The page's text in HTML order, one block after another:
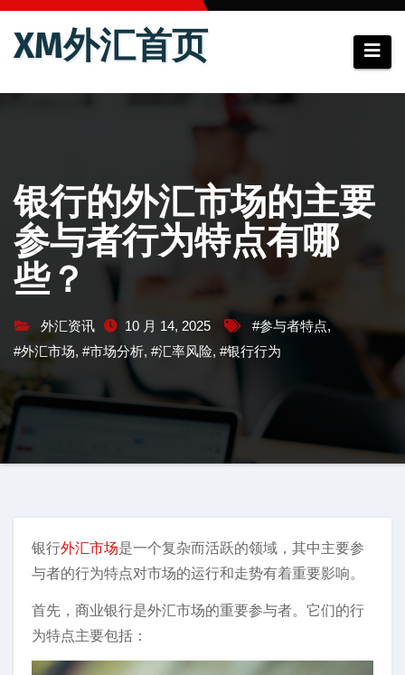
跳
XM外汇首页
银行的外汇市场的主要
参与者行为特点有哪
些？
外汇资讯 10 月 14, 2025 #参与者特点,
#外汇市场, #市场分析, #汇率风险, #银行行为
银行外汇市场是一个复杂而活跃的领域，其中主要参
与者的行为特点对市场的运行和走势有着重要影响。
首先，商业银行是外汇市场的重要参与者。它们的行
为特点主要包括：